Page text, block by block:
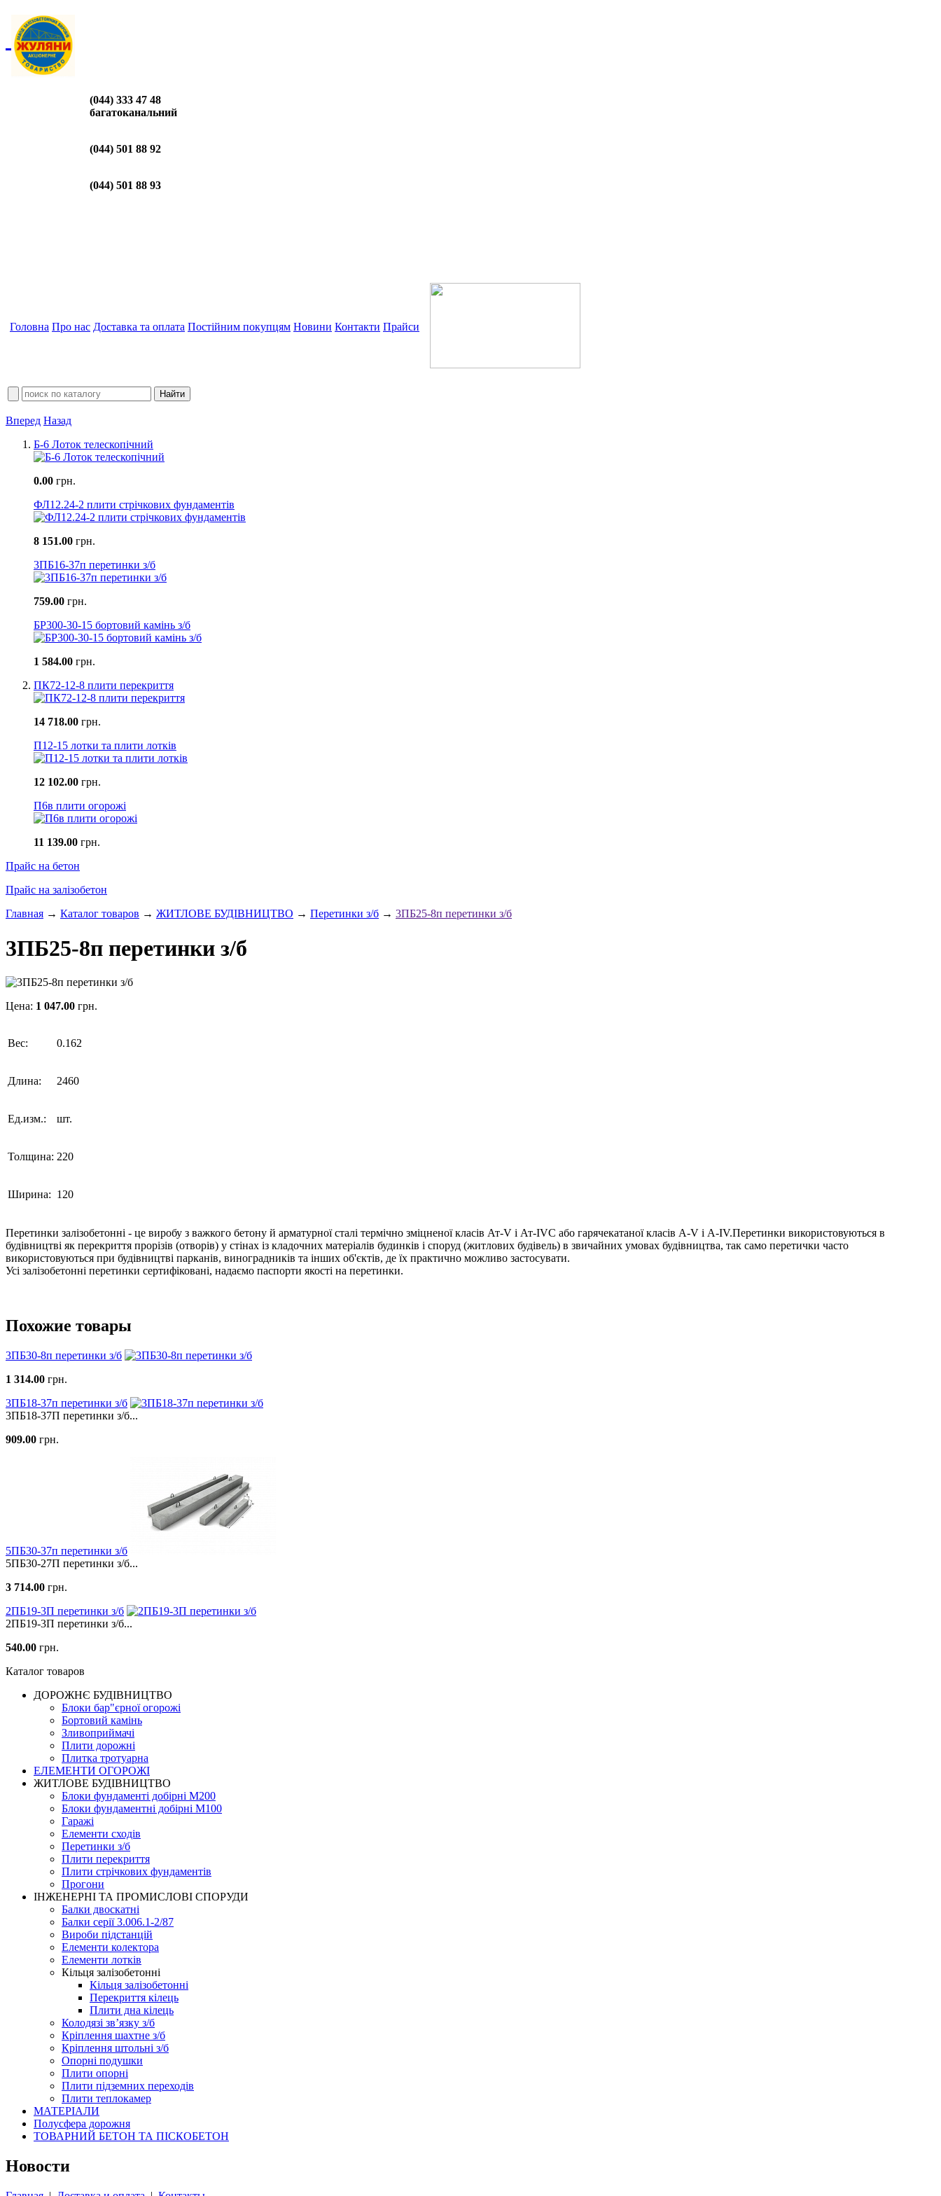
(044) 333 47 48
багатоканальний
(044) 501 88 92
(044) 501 88 93
Головна Про нас Доставка та оплата Постійним покупцям Новини Контакти Прайси
Вперед Назад
Б-6 Лоток телескопічний
0.00 грн.
ФЛ12.24-2 плити стрічкових фундаментів
8 151.00 грн.
3ПБ16-37п перетинки з/б
759.00 грн.
БР300-30-15 бортовий камінь з/б
1 584.00 грн.
ПК72-12-8 плити перекриття
14 718.00 грн.
П12-15 лотки та плити лотків
12 102.00 грн.
П6в плити огорожі
11 139.00 грн.
Прайс на бетон
Прайс на залізобетон
Главная → Каталог товаров → ЖИТЛОВЕ БУДIВНИЦТВО → Перетинки з/б → 3ПБ25-8п перетинки з/б
3ПБ25-8п перетинки з/б
Цена: 1 047.00 грн.
Вес: 0.162
Длина: 2460
Ед.изм.: шт.
Толщина: 220
Ширина: 120
Перетинки залізобетонні - це виробу з важкого бетону й арматурної сталі термічно зміцненої класів Ат-V і Ат-IVC або гарячекатаної класів А-V і А-IV.Перетинки використовуються в
будівництві як перекриття прорізів (отворів) у стінах із кладочних матеріалів будинків і споруд (житлових будівель) в звичайних умовах будівництва, так само перетички часто
використовуються при будівництві парканів, виноградників та інших об'єктів, де їх практично можливо застосувати.
Усі залізобетонні перетинки сертифіковані, надаємо паспорти якості на перетинки.
Похожие товары
3ПБ30-8п перетинки з/б
1 314.00 грн.
3ПБ18-37п перетинки з/б
3ПБ18-37П перетинки з/б...
909.00 грн.
5ПБ30-37п перетинки з/б
5ПБ30-27П перетинки з/б...
3 714.00 грн.
2ПБ19-3П перетинки з/б
2ПБ19-3П перетинки з/б...
540.00 грн.
Каталог товаров
ДОРОЖНЄ БУДIВНИЦТВО
Блоки бар"єрної огорожі
Бортовий камінь
Зливоприймачі
Плити дорожні
Плитка тротуарна
ЕЛЕМЕНТИ ОГОРОЖІ
ЖИТЛОВЕ БУДIВНИЦТВО
Блоки фундаменті добірні М200
Блоки фундаментні добірні М100
Гаражі
Елементи сходів
Перетинки з/б
Плити перекриття
Плити стрічкових фундаментів
Прогони
ІНЖЕНЕРНІ ТА ПРОМИСЛОВІ СПОРУДИ
Балки двоскатні
Балки серії 3.006.1-2/87
Вироби підстанцій
Елементи колектора
Елементи лотків
Кільця залізобетонні
Кільця залізобетонні
Перекриття кілець
Плити дна кілець
Колодязі зв’язку з/б
Кріплення шахтне з/б
Кріплення штольні з/б
Опорні подушки
Плити опорні
Плити підземних переходів
Плити теплокамер
МАТЕРІАЛИ
Полусфера дорожня
ТОВАРНИЙ БЕТОН ТА ПІСКОБЕТОН
Новости